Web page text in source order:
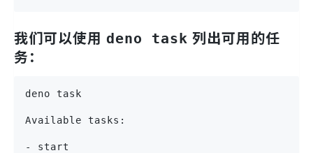
我们可以使用 deno task 列出可用的任
务：
deno task
Available tasks:
- start